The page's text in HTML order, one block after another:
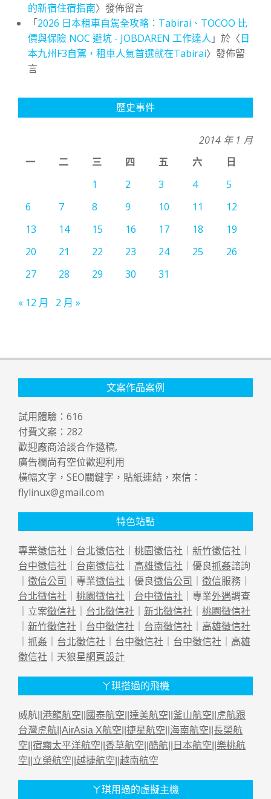
的新宿住宿指南〉發佈留言
「2026 日本租車自駕全攻略：Tabirai、TOCOO 比
價與保險 NOC 避坑 - JOBDAREN 工作達人 」於〈日
本九州F3自駕，租車人氣首選就在Tabirai〉發佈留
言
歷史事件
2014 年 1 月
一
二 三 四 五 六
日
1
2 3 4
5
6
7 8 9 10 11
12
13
14 15 16 17 18
19
20
21 22 23 24 25
26
27
28 29 30 31
« 12 月 2 月 »
文案作品案例
試用體驗： 616
付費文案： 282
歡迎廠商洽談合作邀稿,
廣告欄尚有空位歡迎利用
橫幅文字，SEO關鍵字，貼紙連結，來信：
flylinux@gmail.com
特色站點
專業徵信社 台北徵信社 桃園徵信社 新竹徵信社
台中徵信社
台南徵信社 高雄徵信社 ｜優良抓姦諮詢
徵信公司 ｜專業徵信社 ｜優良徵信公司 徵信服務｜
台北徵信社
桃園徵信社 台中徵信社 ｜專業外遇調查
｜立案徵信社 台北徵信社 新北徵信社
桃園徵信社
新竹徵信社 台中徵信社 台南徵信社
高雄徵信社
抓姦 台北徵信社 台中徵信社 台中徵信社
高雄
徵信社 ｜天狼星網頁設計
ㄚ琪搭過的飛機
威航|| 港龍航空 國泰航空 達美航空 釜山航空 虎航跟
台灣虎航 AirAsia X航空 捷星航空 海南航空 長榮航
空 宿霧太平洋航空 香草航空 酷航 日本航空 樂桃航
空 立榮航空 越捷航空 越南航空
ㄚ琪用過的虛擬主機